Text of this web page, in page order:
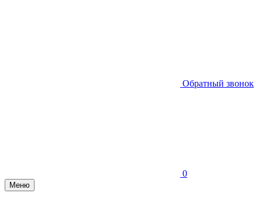
Обратный звонок
0
Меню